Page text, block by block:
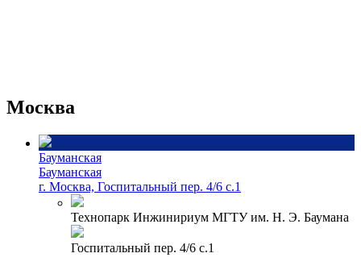
Москва
Бауманская
Бауманская
г. Москва, Госпитальный пер. 4/6 с.1
Технопарк Инжинириум МГТУ им. Н. Э. Баумана
Госпитальный пер. 4/6 с.1